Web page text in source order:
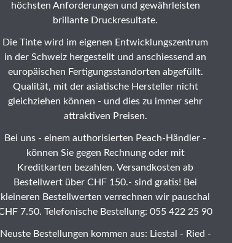
höchsten Anforderungen und gewährleisten
brillante Druckresultate.
Die Tinte wird im eigenen Entwicklungszentrum
in der Schweiz hergestellt und anschiessend an
europäischen Fertigungsstandorten abgefüllt.
Qualität, mit der asiatische Hersteller nicht
gleichziehen können - und dies zu immer sehr
attraktiven Preisen.
Bei uns - einem authorisierten Peach-Händler -
können Sie gegen Rechnung oder mit
Kreditkarten bezahlen. Versandkosten ab
Bestellwert über CHF 150.- sind gratis! Bei
kleineren Bestellwerten verrechnen wir pauschal
7.50. Telefonische Bestellung: 055 422 25 90
Neuste Bestellungen kommen aus: Liestal - Ried -